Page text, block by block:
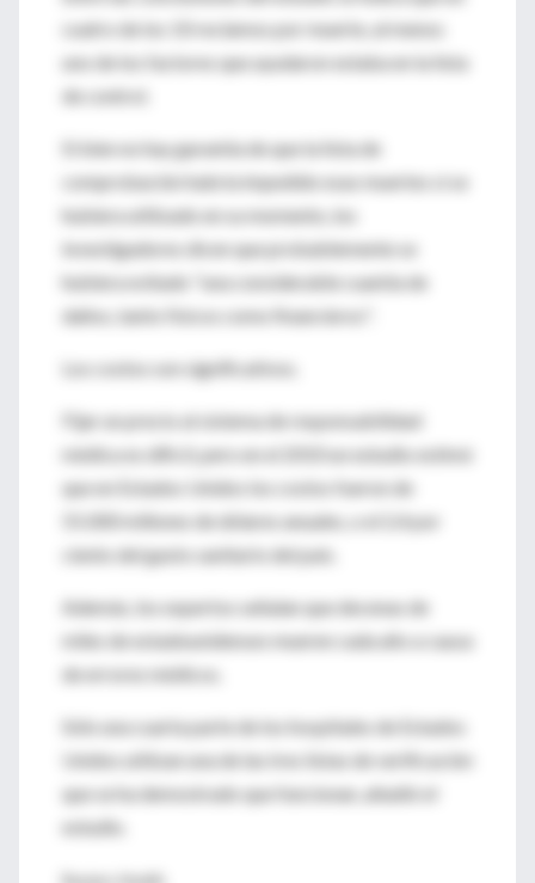
cuatro de los 10 reclamos por muerte, al menos
uno de los factores que ayudaron estaba en la lista
de control.
Si bien no hay garantía de que la lista de
comprobación habría impedido esas muertes si se
hubiera utilizado en su momento, los
investigadores dicen que probablemente se
hubiera evitado "una considerable cuantía de
daños, tanto físicos como financieros".
Los costos son significativos.
Fijar un precio al sistema de responsabilidad
médica es díficil, pero en el 2010 un estudio estimó
que en Estados Unidos los costos fueron de
55.000 millones de dólares anuales, o el 2,4 por
ciento del gasto sanitario del país.
Además, los expertos señalan que decenas de
miles de estadounidenses mueren cada año a causa
de errores médicos.
Sólo una cuarta parte de los hospitales de Estados
Unidos utilizan una de las tres listas de verificación
que se ha demostrado que funcionan, añadió el
estudio.